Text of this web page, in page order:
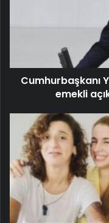
Cumhurbaşkanı
emekli